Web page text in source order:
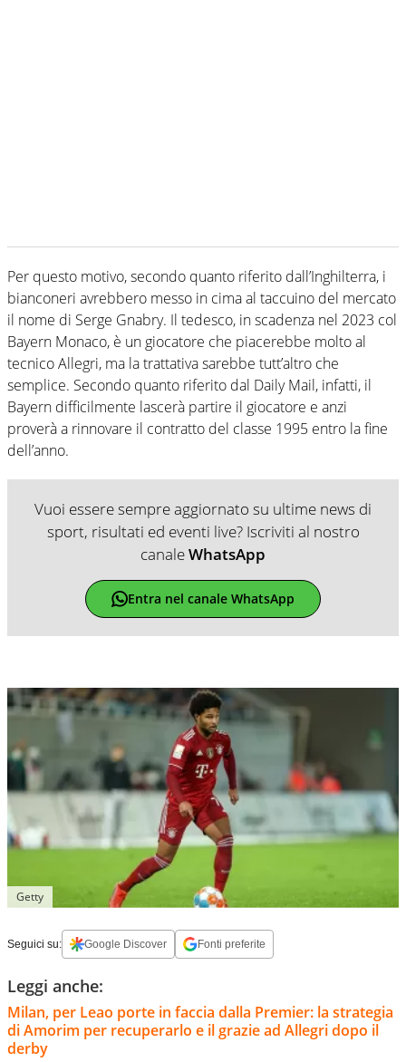
Per questo motivo, secondo quanto riferito dall’Inghilterra, i
bianconeri avrebbero messo in cima al taccuino del mercato
il nome di Serge Gnabry. Il tedesco, in scadenza nel 2023 col
Bayern Monaco, è un giocatore che piacerebbe molto al
tecnico Allegri, ma la trattativa sarebbe tutt’altro che
semplice. Secondo quanto riferito dal Daily Mail, infatti, il
Bayern difficilmente lascerà partire il giocatore e anzi
proverà a rinnovare il contratto del classe 1995 entro la fine
dell’anno.
Vuoi essere sempre aggiornato su ultime news di
sport, risultati ed eventi live? Iscriviti al nostro
canaleWhatsApp
Entra nel canale WhatsApp
Getty
Seguici su: Google Discover Fonti preferite
Leggi anche:
Milan, per Leao porte in faccia dalla Premier: la strategia
di Amorim per recuperarlo e il grazie ad Allegri dopo il
derby